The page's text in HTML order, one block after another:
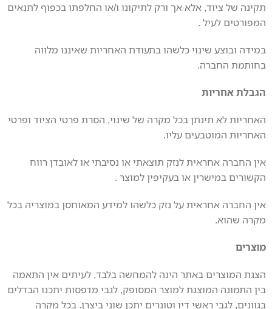
תקינה של ציוד, אלא אך ורק לתיקונו ו/או החלפתו בכפוף לתנאים
המפורטים לעיל .
במידה ובוצע שינוי כלשהו בתעודת האחריות שאיננו מלווה
בחותמת החברה.
הגבלת אחריות
האחריות לא תינתן בכל מקרה של שינוי, הסרת פרטי הציוד ופרטי
האחריות המוטבעים עליו.
אין החברה אחראית לנזק תוצאתי או נסיבתי או לאובדן רווח
הקשורים במישרין או בעקיפין למוצר .
אין החברה אחראית על נזק כלשהו למידע המאוחסן במוצריה בכל
מקרה שהוא.
מוצרים
הצגת המוצרים באתר הינה להמחשה בלבד, לעיתים אין התאמה
בין התמונה המוצגת למוצר המסופק, לגבי מדפסות יתכנו הבדלים
בגוונים, לגבי ראשי דיו וטונרים יתכן שוני ביצרן. בכל מקרה